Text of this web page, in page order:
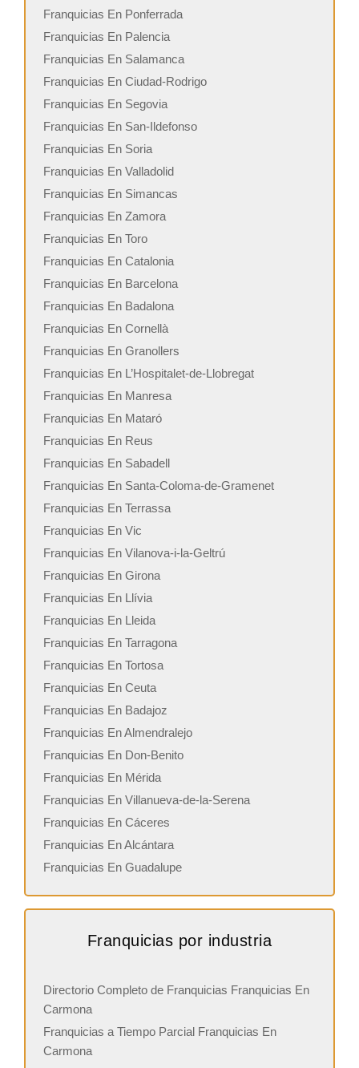
Franquicias En Ponferrada
Franquicias En Palencia
Franquicias En Salamanca
Franquicias En Ciudad-Rodrigo
Franquicias En Segovia
Franquicias En San-Ildefonso
Franquicias En Soria
Franquicias En Valladolid
Franquicias En Simancas
Franquicias En Zamora
Franquicias En Toro
Franquicias En Catalonia
Franquicias En Barcelona
Franquicias En Badalona
Franquicias En Cornellà
Franquicias En Granollers
Franquicias En L’Hospitalet-de-Llobregat
Franquicias En Manresa
Franquicias En Mataró
Franquicias En Reus
Franquicias En Sabadell
Franquicias En Santa-Coloma-de-Gramenet
Franquicias En Terrassa
Franquicias En Vic
Franquicias En Vilanova-i-la-Geltrú
Franquicias En Girona
Franquicias En Llívia
Franquicias En Lleida
Franquicias En Tarragona
Franquicias En Tortosa
Franquicias En Ceuta
Franquicias En Badajoz
Franquicias En Almendralejo
Franquicias En Don-Benito
Franquicias En Mérida
Franquicias En Villanueva-de-la-Serena
Franquicias En Cáceres
Franquicias En Alcántara
Franquicias En Guadalupe
Franquicias por industria
Directorio Completo de Franquicias Franquicias En
Carmona
Franquicias a Tiempo Parcial Franquicias En
Carmona